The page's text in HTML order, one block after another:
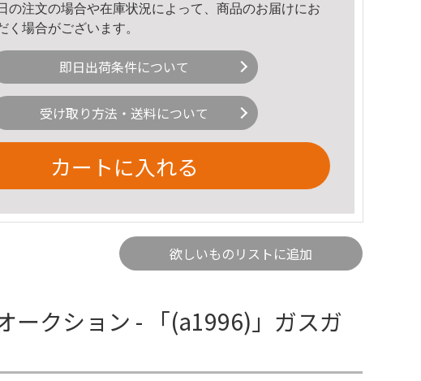
の注文の場合や在庫状況によって、商品のお届けにお
く場合がございます。
即日出荷条件について
受け取り方法・送料について
カートに入れる
欲しいものリストに追加
ークション - 「(a1996)」ガスガ